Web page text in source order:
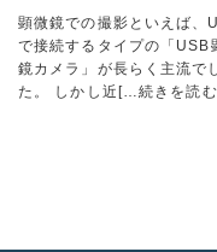
顕微鏡での撮影といえば、
で接続するタイプの「USB
鏡カメラ」が長らく主流で
た。 しかし近[…続きを読